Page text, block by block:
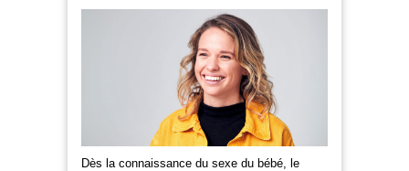
Dès la connaissance du sexe du bébé, le